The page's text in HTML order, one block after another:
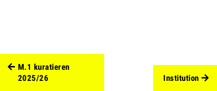
M.1 kuratieren
2025/26
Institution